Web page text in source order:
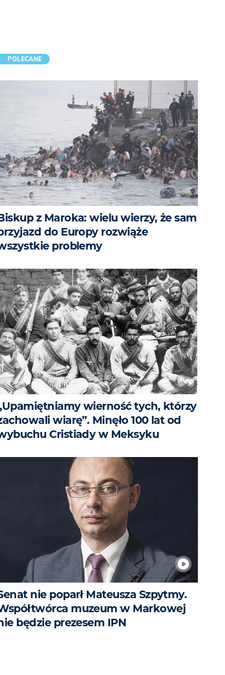
POLECANE
z Maroka: wielu wierzy, że sam
do Europy rozwiąże
problemy
wierność tych, którzy
wiarę”. Minęło 100 lat od
Cristiady w Meksyku
nie poparł Mateusza Szpytmy.
muzeum w Markowej
będzie prezesem IPN